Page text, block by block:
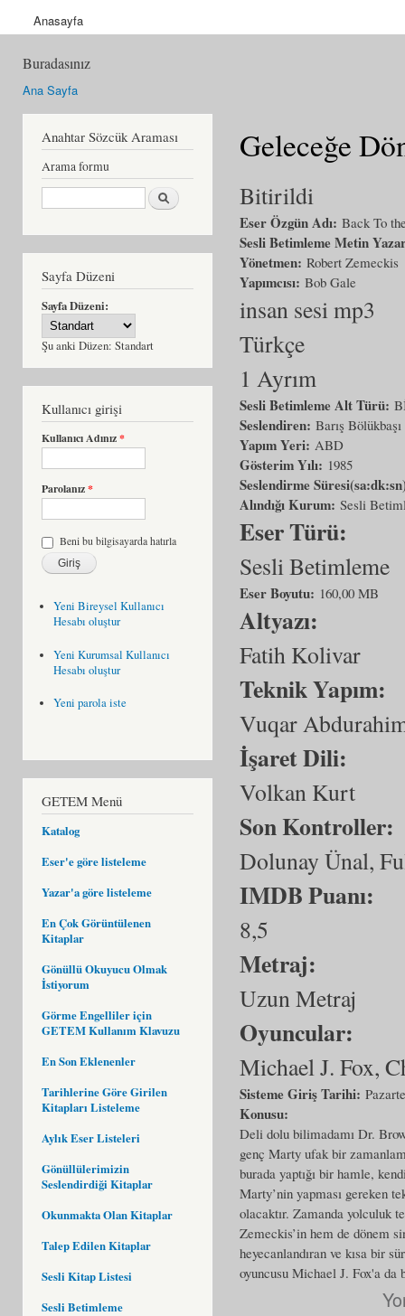
Anasayfa
Buradasınız
Ana Sayfa
Anahtar Sözcük Araması
Arama formu
Ara
Sayfa Düzeni
Sayfa Düzeni:
Şu anki Düzen: Standart
Kullanıcı girişi
Kullanıcı Adınız*
Parolanız*
Beni bu bilgisayarda hatırla
Yeni Bireysel Kullanıcı
Hesabı oluştur
Yeni Kurumsal Kullanıcı
Hesabı oluştur
Yeni parola iste
GETEM Menü
Katalog
Eser'e göre listeleme
Yazar'a göre listeleme
En Çok Görüntülenen
Kitaplar
Gönüllü Okuyucu Olmak
İstiyorum
Görme Engelliler için
GETEM Kullanım Klavuzu
En Son Eklenenler
Tarihlerine Göre Girilen
Kitapları Listeleme
Aylık Eser Listeleri
Gönüllülerimizin
Seslendirdiği Kitaplar
Okunmakta Olan Kitaplar
Talep Edilen Kitaplar
Sesli Kitap Listesi
Sesli Betimleme
Geleceğe
Bitirildi
Eser Özgün Adı: Back To
Sesli Betimleme Metin
Yönetmen: Robert Zemeckis
Yapımcısı: Bob Gale
insan sesi mp3
Türkçe
1 Ayrım
Sesli Betimleme Alt Türü:
Seslendiren: Barış Bölükbaşı
Yapım Yeri: ABD
Gösterim Yılı: 1985
Seslendirme
Alındığı Kurum: Sesli
Eser Türü:
Sesli Betimleme
Eser Boyutu: 160,00 MB
Altyazı:
Fatih Kolivar
Teknik Yapım:
Vuqar
İşaret Dili:
Volkan Kurt
Son Kontroller:
Dolunay Ünal,
IMDB Puanı:
8,5
Metraj:
Uzun Metraj
Oyuncular:
Michael J. Fox,
Sisteme Giriş Tarihi:
Konusu:
Deli dolu bilimadamı Dr.
genç Marty ufak bir
burada yaptığı bir hamle,
Marty’nin yapması gereken
olacaktır. Zamanda yolculuk
Zemeckis’in hem de dönem
heyecanlandıran ve kısa bir
oyuncusu Michael J. Fox'a da